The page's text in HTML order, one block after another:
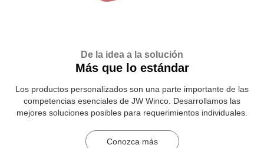
De la idea a la solución
Más que lo estándar
Los productos personalizados son una parte importante de las
competencias esenciales de JW Winco. Desarrollamos las
mejores soluciones posibles para requerimientos individuales.
Conozca más